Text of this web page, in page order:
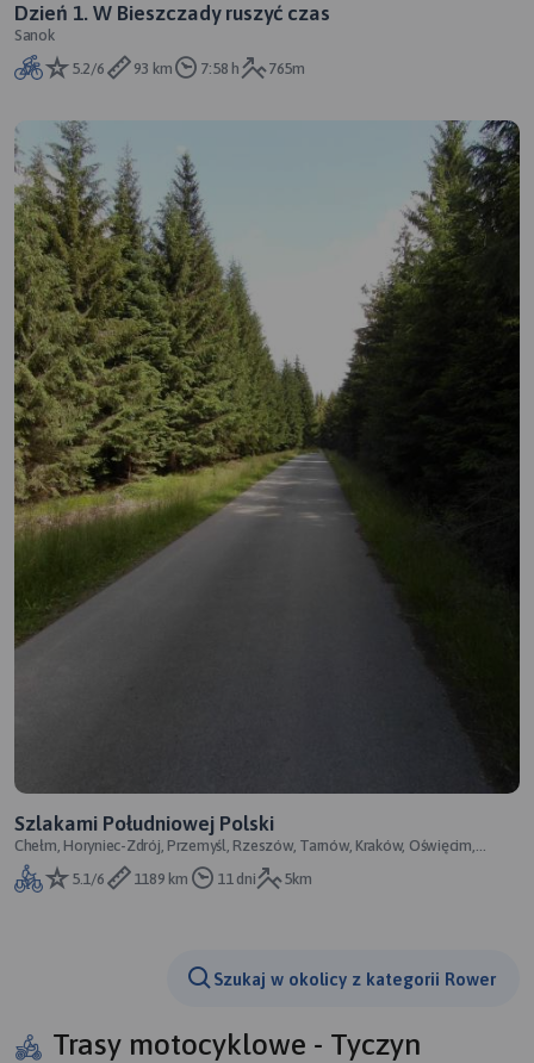
Dzień 1. W Bieszczady ruszyć czas
Sanok
5.2/6
93 km 7:58 h 765m
Szlakami Południowej Polski
Chełm, Horyniec-Zdrój, Przemyśl, Rzeszów, Tarnów, Kraków, Oświęcim,
Racibórz, Kędzierzyn-Koźle, Głuc
5.1/6
1189 km 11 dni 5km
Szukaj w okolicy z kategorii Rower
Trasy motocyklowe - Tyczyn